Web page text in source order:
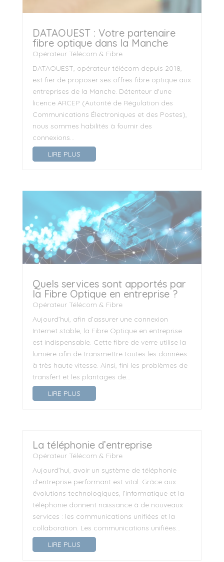
DATAOUEST : Votre partenaire
fibre optique dans la Manche
Opérateur Télécom & Fibre
DATAOUEST, opérateur télécom depuis 2018,
est fier de proposer ses offres fibre optique aux
entreprises de la Manche. Détenteur d'une
licence ARCEP (Autorité de Régulation des
Communications Électroniques et des Postes),
nous sommes habilités à fournir des
connexions...
LIRE PLUS
Quels services sont apportés par
la Fibre Optique en entreprise ?
Opérateur Télécom & Fibre
Aujourd’hui, afin d’assurer une connexion
Internet stable, la Fibre Optique en entreprise
est indispensable. Cette fibre de verre utilise la
lumière afin de transmettre toutes les données
à très haute vitesse. Ainsi, fini les problèmes de
transfert et les plantages de...
LIRE PLUS
La téléphonie d’entreprise
Opérateur Télécom & Fibre
Aujourd’hui, avoir un système de téléphonie
d’entreprise performant est vital. Grâce aux
évolutions technologiques, l’informatique et la
téléphonie donnent naissance à de nouveaux
services : les communications unifiées et la
collaboration. Les communications unifiées...
LIRE PLUS